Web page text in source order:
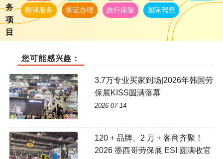
务
项
目
翻译服务 签证办理 旅行保险 国际驾照
您可能感兴趣：
3.7万专业买家到场|2026年韩国劳
保展KISS圆满落幕
2026-07-14
120 + 品牌、2 万 + 客商齐聚！
2026 墨西哥劳保展 ESI 圆满收官